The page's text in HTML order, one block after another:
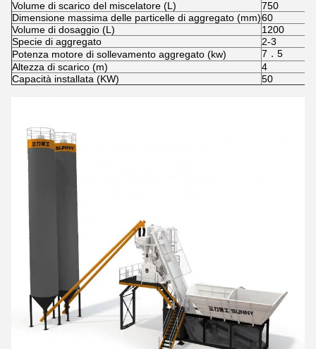
Volume di scarico del miscelatore (L)
750
Dimensione massima delle particelle di aggregato (mm)60
Volume di dosaggio (L)
1200
Specie di aggregato
2-3
Potenza motore di sollevamento aggregato (kw)
7．5
Altezza di scarico (m)
4
Capacità installata (KW)
50